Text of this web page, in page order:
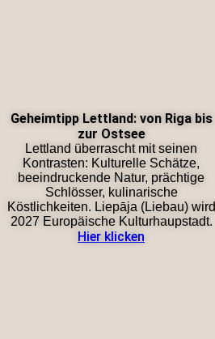
Geheimtipp Lettland: von Riga bis
zur Ostsee
Lettland überrascht mit seinen
Kontrasten: Kulturelle Schätze,
beeindruckende Natur, prächtige
Schlösser, kulinarische
Köstlichkeiten. Liepāja (Liebau) wird
2027 Europäische Kulturhaupstadt.
Hier klicken